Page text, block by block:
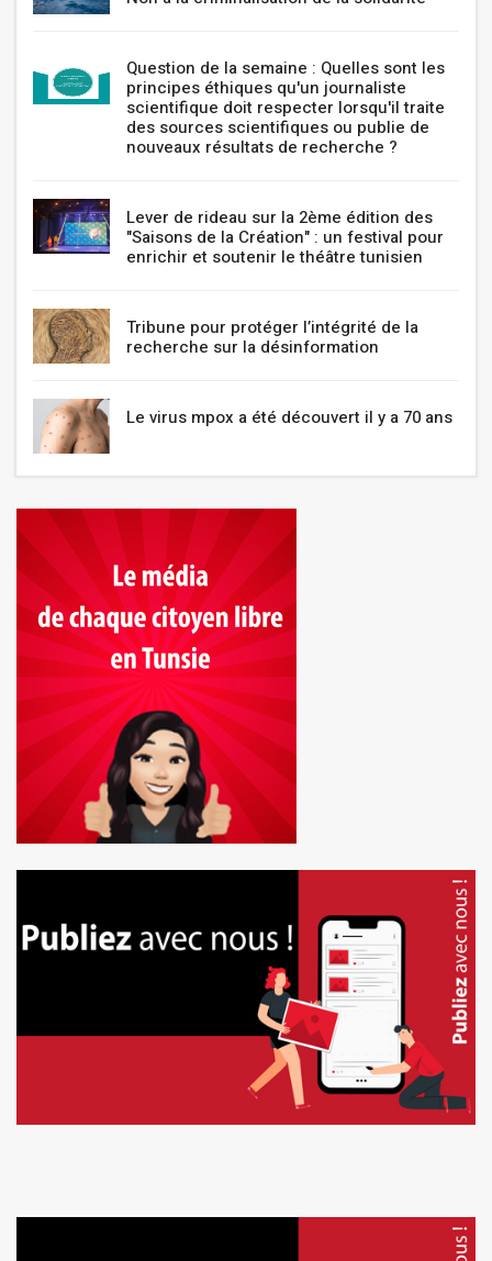
Question de la semaine : Quelles sont les
principes éthiques qu'un journaliste
scientifique doit respecter lorsqu'il traite
des sources scientifiques ou publie de
nouveaux résultats de recherche ?
Lever de rideau sur la 2ème édition des
"Saisons de la Création" : un festival pour
enrichir et soutenir le théâtre tunisien
Tribune pour protéger l’intégrité de la
recherche sur la désinformation
Le virus mpox a été découvert il y a 70 ans